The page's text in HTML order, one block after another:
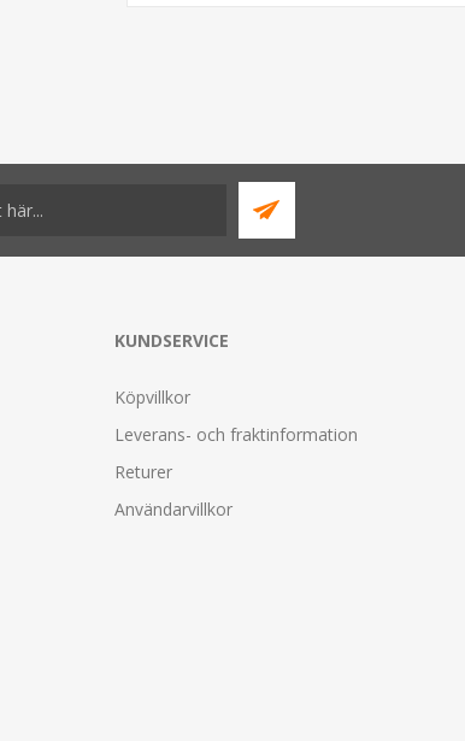
KUNDSERVICE
Köpvillkor
Leverans- och fraktinformation
Returer
Användarvillkor